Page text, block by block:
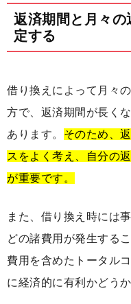
返済期間と月々
定する
借り換えによって月々
方で、返済期間が長く
あります。 そのため、
スをよく考え、自分の
が重要です。
また、借り換え時には
どの諸費用が発生する
費用を含めたトータル
に経済的に有利かどう